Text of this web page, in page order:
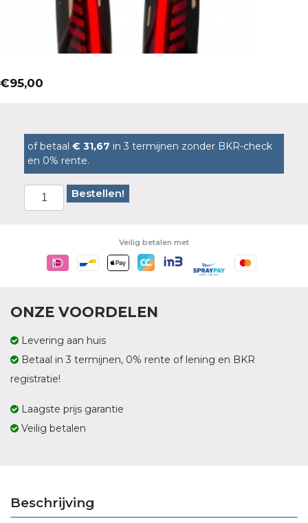
€95,00
of betaal € 31,67 in 3 termijnen zonder BKR-check
en 0% rente.
Bestellen!
Veilig betalen met
ONZE VOORDELEN
Levering aan huis
Betaal in 3 termijnen, 0% rente of lening en BKR
registratie!
Laagste prijs garantie
Veilig betalen
Beschrijving